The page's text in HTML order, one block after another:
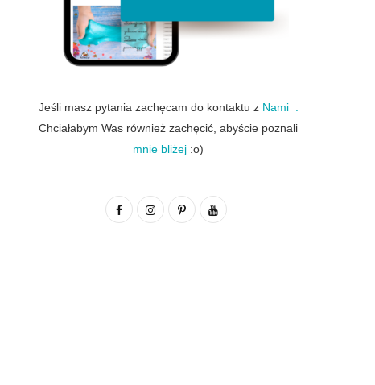
Jeśli masz pytania zachęcam do kontaktu z Nami .
Chciałabym Was również zachęcić, abyście poznali
mnie bliżej :o)
F I P Y